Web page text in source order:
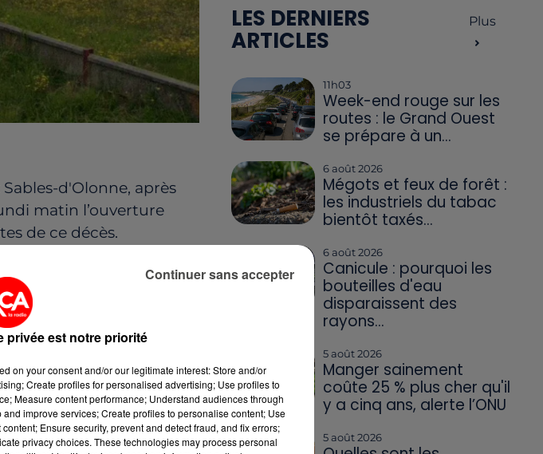
d'Olonne, après
matin l’ouverture
de ce décès.
il affirme
d’Olonne,
mortelles. Les
les coups, ou si elle a
les prochaines heures.
LES DERNIERS
ARTICLES
Plus
11h03
Week-end rouge sur les
routes : le Grand Ouest
se prépare à un...
6 août 2026
Mégots et feux de forêt :
les industriels du tabac
bientôt taxés...
6 août 2026
Canicule : pourquoi les
bouteilles d'eau
disparaissent des
rayons...
5 août 2026
Manger sainement
coûte 25 % plus cher qu'il
y a cinq ans, alerte l’ONU
5 août 2026
privée est notre priorité
on your consent and/or our legitimate interest: Store and/or
Create profiles for personalised advertising; Use profiles to
Measure content performance; Understand audiences through
improve services; Create profiles to personalise content; Use
Ensure security, prevent and detect fraud, and fix errors;
privacy choices. These technologies may process personal
Continuer sans accepter